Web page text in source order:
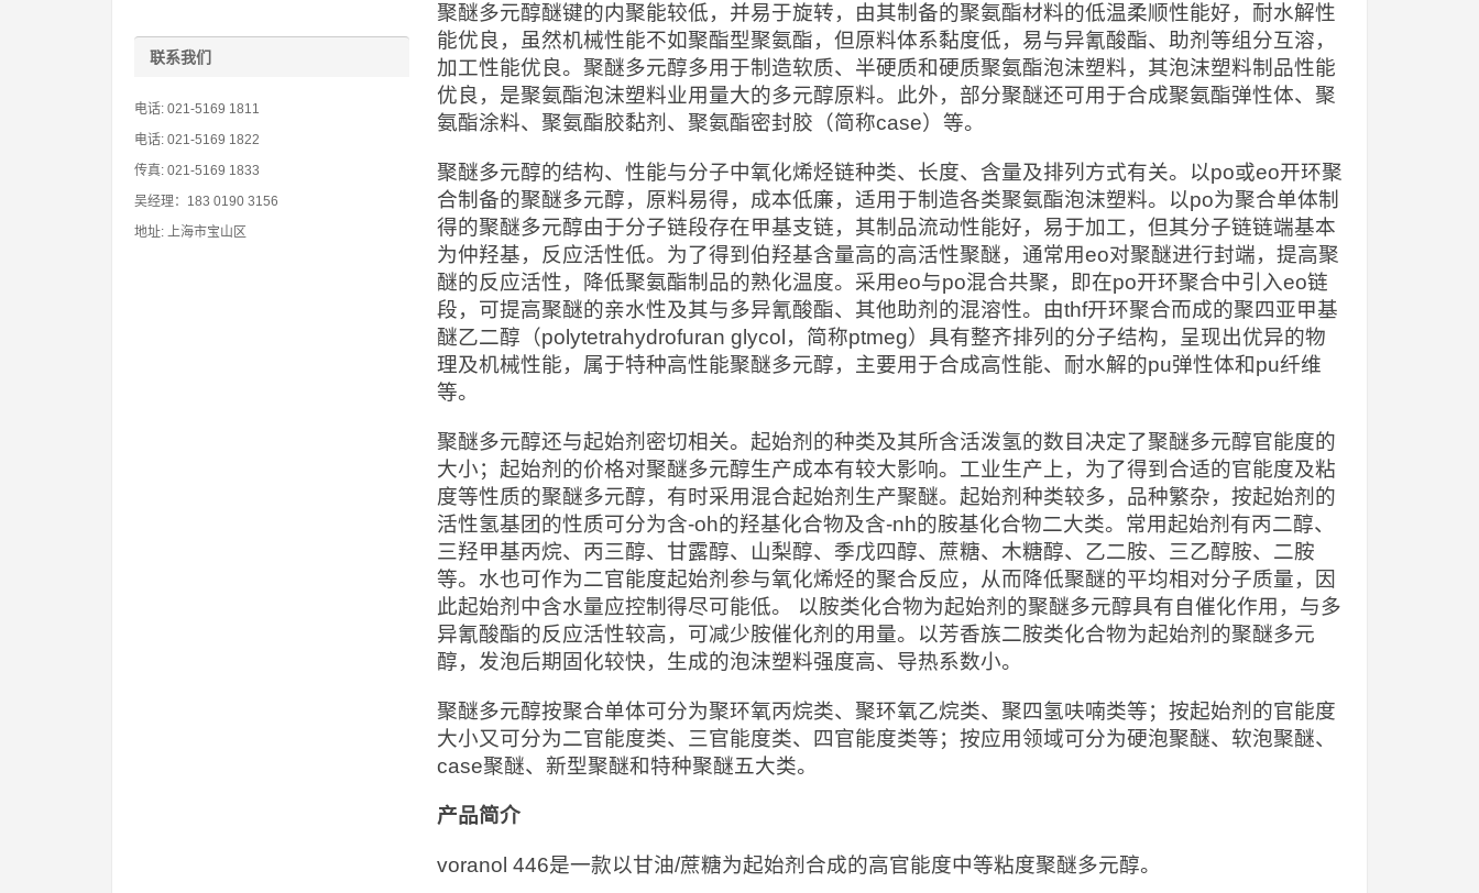
聚醚多元醇醚键的内聚能较低，并易于旋转，由其制备的聚氨酯材料的低温柔顺性能好，耐水解性
能优良，虽然机械性能不如聚酯型聚氨酯，但原料体系黏度低，易与异氰酸酯、助剂等组分互溶，
加工性能优良。聚醚多元醇多用于制造软质、半硬质和硬质聚氨酯泡沫塑料，其泡沫塑料制品性能
优良，是聚氨酯泡沫塑料业用量大的多元醇原料。此外，部分聚醚还可用于合成聚氨酯弹性体、聚
氨酯涂料、聚氨酯胶黏剂、聚氨酯密封胶（简称case）等。
聚醚多元醇的结构、性能与分子中氧化烯烃链种类、长度、含量及排列方式有关。以po或eo开环聚
合制备的聚醚多元醇，原料易得，成本低廉，适用于制造各类聚氨酯泡沫塑料。以po为聚合单体制
得的聚醚多元醇由于分子链段存在甲基支链，其制品流动性能好，易于加工，但其分子链链端基本
为仲羟基，反应活性低。为了得到伯羟基含量高的高活性聚醚，通常用eo对聚醚进行封端，提高聚
醚的反应活性，降低聚氨酯制品的熟化温度。采用eo与po混合共聚，即在po开环聚合中引入eo链
段，可提高聚醚的亲水性及其与多异氰酸酯、其他助剂的混溶性。由thf开环聚合而成的聚四亚甲基
醚乙二醇（polytetrahydrofuran glycol，简称ptmeg）具有整齐排列的分子结构，呈现出优异的物
理及机械性能，属于特种高性能聚醚多元醇，主要用于合成高性能、耐水解的pu弹性体和pu纤维
等。
聚醚多元醇还与起始剂密切相关。起始剂的种类及其所含活泼氢的数目决定了聚醚多元醇官能度的
大小；起始剂的价格对聚醚多元醇生产成本有较大影响。工业生产上，为了得到合适的官能度及粘
度等性质的聚醚多元醇，有时采用混合起始剂生产聚醚。起始剂种类较多，品种繁杂，按起始剂的
活性氢基团的性质可分为含-oh的羟基化合物及含-nh的胺基化合物二大类。常用起始剂有丙二醇、
三羟甲基丙烷、丙三醇、甘露醇、山梨醇、季戊四醇、蔗糖、木糖醇、乙二胺、三乙醇胺、二胺
等。水也可作为二官能度起始剂参与氧化烯烃的聚合反应，从而降低聚醚的平均相对分子质量，因
此起始剂中含水量应控制得尽可能低。 以胺类化合物为起始剂的聚醚多元醇具有自催化作用，与多
异氰酸酯的反应活性较高，可减少胺催化剂的用量。以芳香族二胺类化合物为起始剂的聚醚多元
醇，发泡后期固化较快，生成的泡沫塑料强度高、导热系数小。
聚醚多元醇按聚合单体可分为聚环氧丙烷类、聚环氧乙烷类、聚四氢呋喃类等；按起始剂的官能度
大小又可分为二官能度类、三官能度类、四官能度类等；按应用领域可分为硬泡聚醚、软泡聚醚、
case聚醚、新型聚醚和特种聚醚五大类。
产品简介
voranol 446是一款以甘油/蔗糖为起始剂合成的高官能度中等粘度聚醚多元醇。
联系我们
电话: 021-5169 1811
电话: 021-5169 1822
传真: 021-5169 1833
吴经理：183 0190 3156
地址: 上海市宝山区